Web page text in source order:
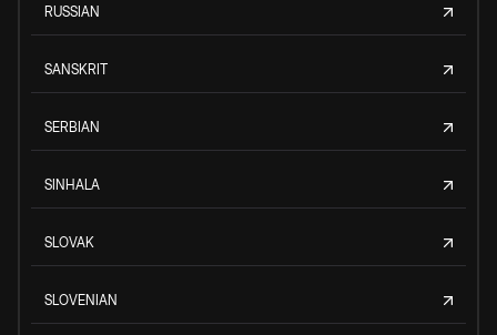
RUSSIAN
SANSKRIT
SERBIAN
SINHALA
SLOVAK
SLOVENIAN